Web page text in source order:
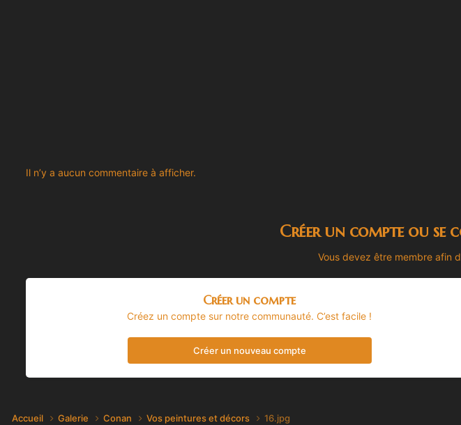
Il n’y a aucun commentaire à afficher.
Créer un compte ou se
Vous devez être membre afin
Créer un compte
Créez un compte sur notre communauté. C’est facile !
Créer un nouveau compte
Accueil Galerie Conan Vos peintures et décors 16.jpg